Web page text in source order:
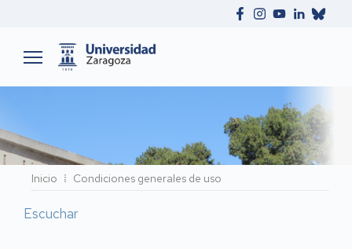
Ruta
de
navegación
Inicio Condiciones generales de uso
Escuchar